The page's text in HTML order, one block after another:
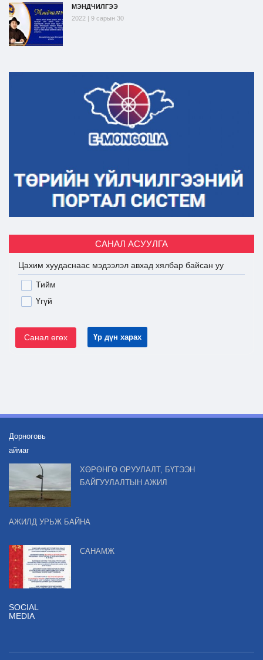
МЭНДЧИЛГЭЭ
2022 | 9 сарын 30
САНАЛ АСУУЛГА
Цахим хуудаснаас мэдээлэл авхад хялбар байсан уу
Тийм
Үгүй
Санал өгөх Үр дүн харах
Дорноговь
аймаг
ХӨРӨНГӨ ОРУУЛАЛТ, БҮТЭЭН
БАЙГУУЛАЛТЫН АЖИЛ
АЖИЛД УРЬЖ БАЙНА
САНАМЖ
SOCIAL
MEDIA